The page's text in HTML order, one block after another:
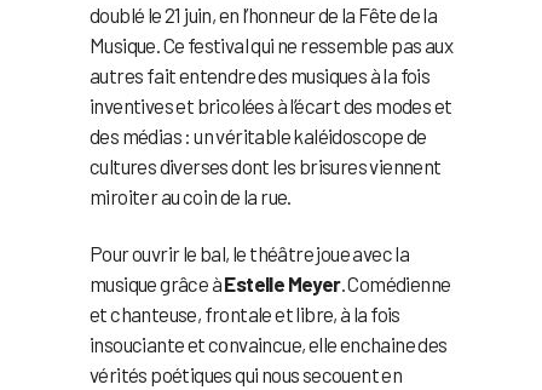
doublé le 21 juin, en l’honneur de la Fête de la
Musique. Ce festival qui ne ressemble pas aux
autres fait entendre des musiques à la fois
inventives et bricolées à l’écart des modes et
des médias : un véritable kaléidoscope de
cultures diverses dont les brisures viennent
miroiter au coin de la rue.
Pour ouvrir le bal, le théâtre joue avec la
musique grâce àEstelle Meyer. Comédienne
et chanteuse, frontale et libre, à la fois
insouciante et convaincue, elle enchaine des
vérités poétiques qui nous secouent en